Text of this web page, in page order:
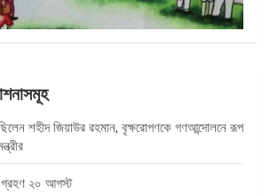
শহীদ জিয়াউর রহমান, বৃক্ষরোপণকে গণআন্দোলনে রূপ
গ্রহণ ২০ আগস্ট